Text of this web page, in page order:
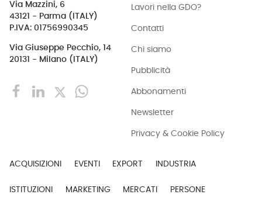
Via Mazzini, 6
43121 - Parma (ITALY)
P.IVA: 01756990345
Via Giuseppe Pecchio, 14
20131 - Milano (ITALY)
Lavori nella GDO?
Contatti
Chi siamo
Pubblicità
Abbonamenti
Newsletter
Privacy & Cookie Policy
ACQUISIZIONI EVENTI EXPORT INDUSTRIA
ISTITUZIONI MARKETING MERCATI PERSONE